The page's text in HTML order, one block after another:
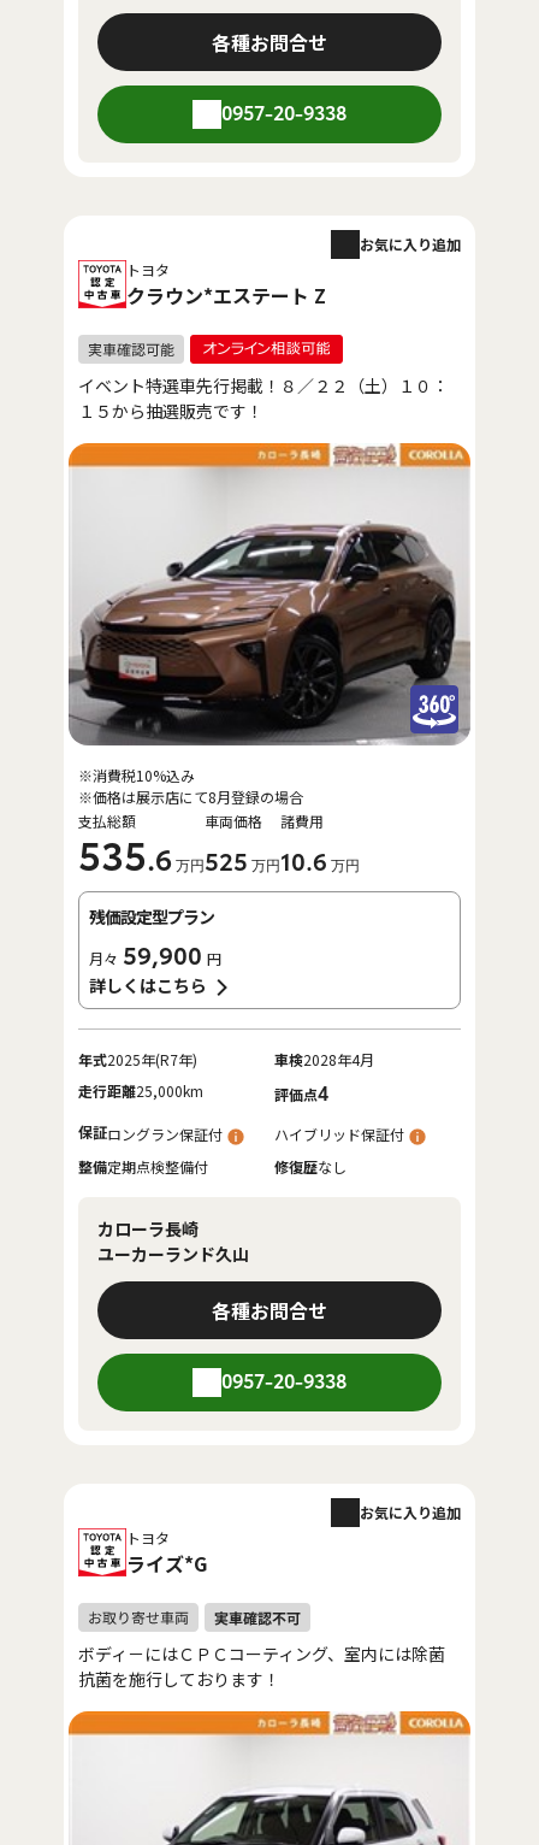
各種お問合せ
0957-20-9338
トヨタ
クラウン*エステート Z
お気に入り追加
イベント特選車先行掲載！８／２２（土）１０：
１５から抽選販売です！
支払総額
535.6 万円
車両価格
525 万円
諸費用
10.6 万円
※消費税10%込み
※価格は展示店にて8月登録の場合
残価設定型プラン
月々 59,900 円
詳しくはこちら
年式2025年(R7年) 車検2028年4月
走行距離25,000km 評価点4
保証ロングラン保証付
ハイブリッド保証付
整備定期点検整備付 修復歴なし
カローラ長崎
ユーカーランド久山
各種お問合せ
0957-20-9338
トヨタ
ライズ*G
お気に入り追加
ボディ－にはＣＰＣコーティング、室内には除菌
抗菌を施行しております！